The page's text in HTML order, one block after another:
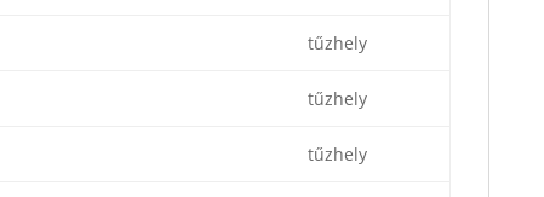
tűzhely
tűzhely
tűzhely